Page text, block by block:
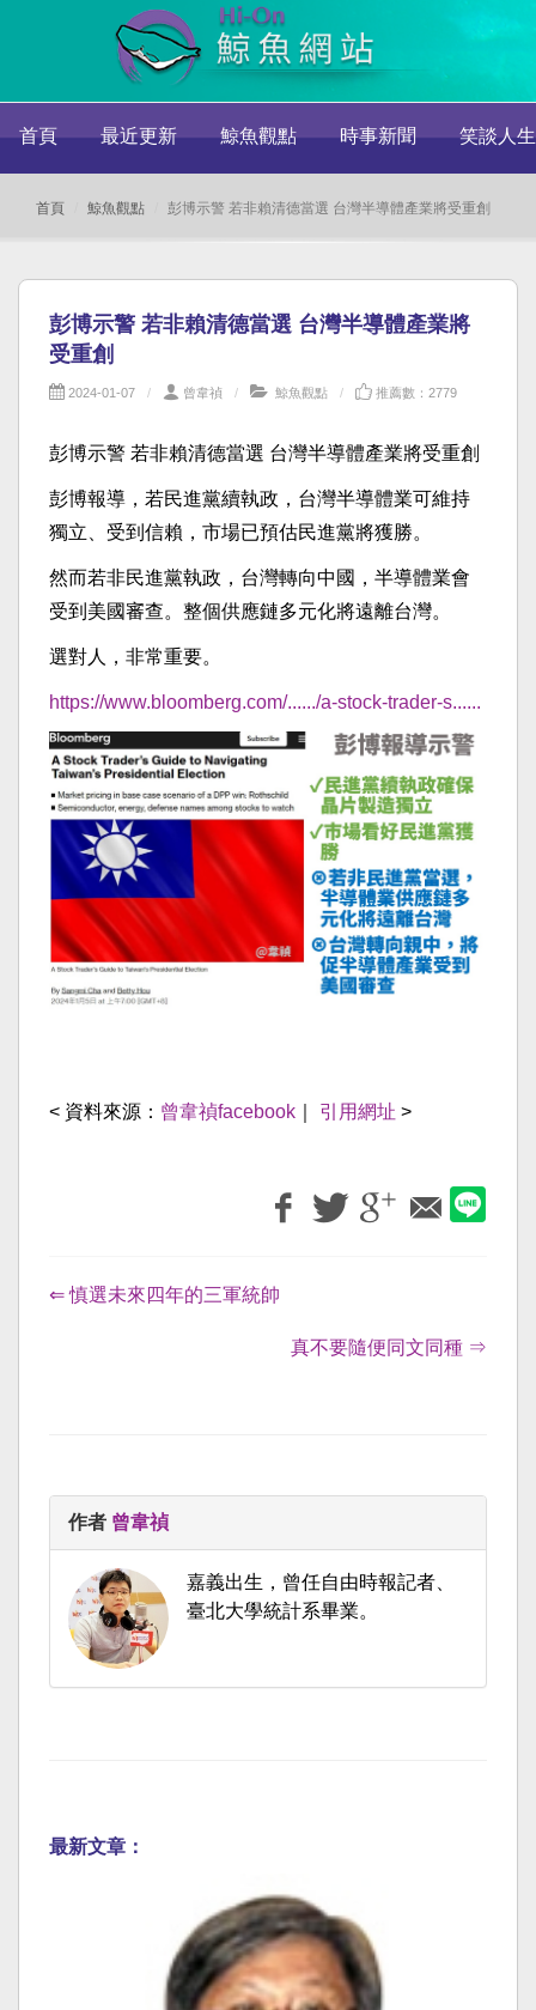
首頁 最近更新 鯨魚觀點 時事新聞 笑談人生
首頁 鯨魚觀點 彭博示警 若非賴清德當選 台灣半導體產業將受重創
彭博示警 若非賴清德當選 台灣半導體產業將
受重創
2024-01-07 曾韋禎 鯨魚觀點 推薦數：2779
彭博示警 若非賴清德當選 台灣半導體產業將受重創
彭博報導，若民進黨續執政，台灣半導體業可維持
獨立、受到信賴，市場已預估民進黨將獲勝。
然而若非民進黨執政，台灣轉向中國，半導體業會
受到美國審查。整個供應鏈多元化將遠離台灣。
選對人，非常重要。
https://www.bloomberg.com/....../a-stock-trader-s......
< 資料來源： 曾韋禎facebook 引用網址 >
⇐ 慎選未來四年的三軍統帥
真不要隨便同文同種 ⇒
作者 曾韋禎
嘉義出生，曾任自由時報記者、
臺北大學統計系畢業。
最新文章：